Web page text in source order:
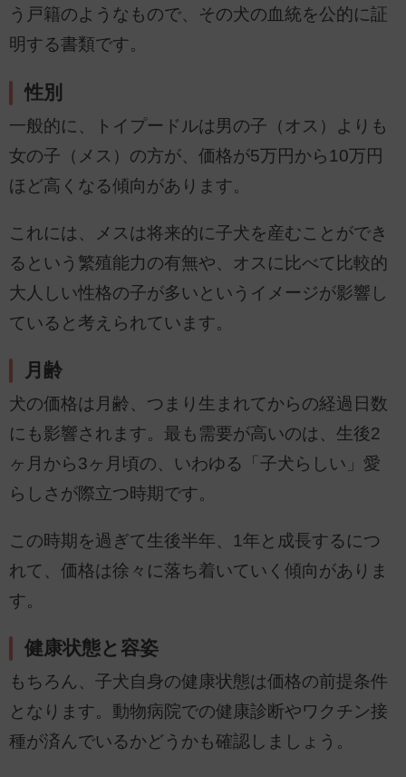
う戸籍のようなもので、その犬の血統を公的に証
明する書類です。
性別
一般的に、トイプードルは男の子（オス）よりも
女の子（メス）の方が、価格が5万円から10万円
ほど高くなる傾向があります。
これには、メスは将来的に子犬を産むことができ
るという繁殖能力の有無や、オスに比べて比較的
大人しい性格の子が多いというイメージが影響し
ていると考えられています。
月齢
犬の価格は月齢、つまり生まれてからの経過日数
にも影響されます。最も需要が高いのは、生後2
ヶ月から3ヶ月頃の、いわゆる「子犬らしい」愛
らしさが際立つ時期です。
この時期を過ぎて生後半年、1年と成長するにつ
れて、価格は徐々に落ち着いていく傾向がありま
す。
健康状態と容姿
もちろん、子犬自身の健康状態は価格の前提条件
となります。動物病院での健康診断やワクチン接
種が済んでいるかどうかも確認しましょう。